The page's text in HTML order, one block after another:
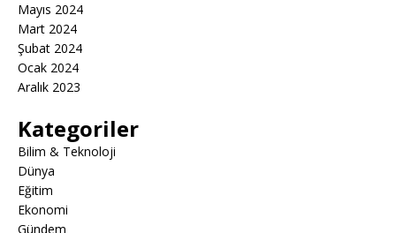
Mayıs 2024
Mart 2024
Şubat 2024
Ocak 2024
Aralık 2023
Kategoriler
Bilim & Teknoloji
Dünya
Eğitim
Ekonomi
Gündem